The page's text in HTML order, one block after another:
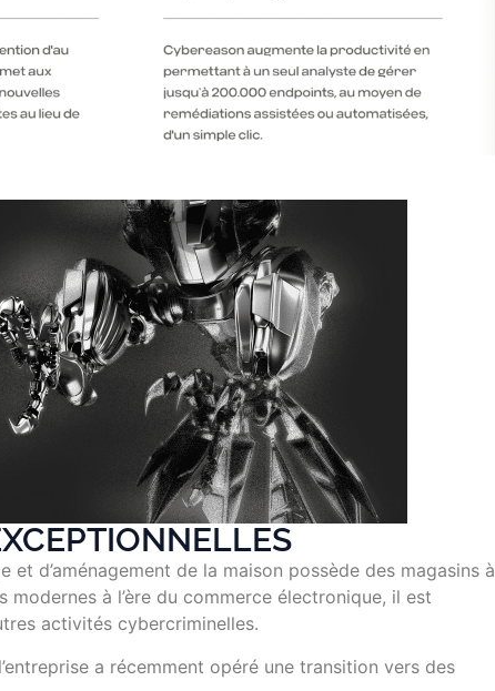
d’aménagement de la maison possède des magasins à
à l’ère du commerce électronique, il est
activités cybercriminelles.
a récemment opéré une transition vers des